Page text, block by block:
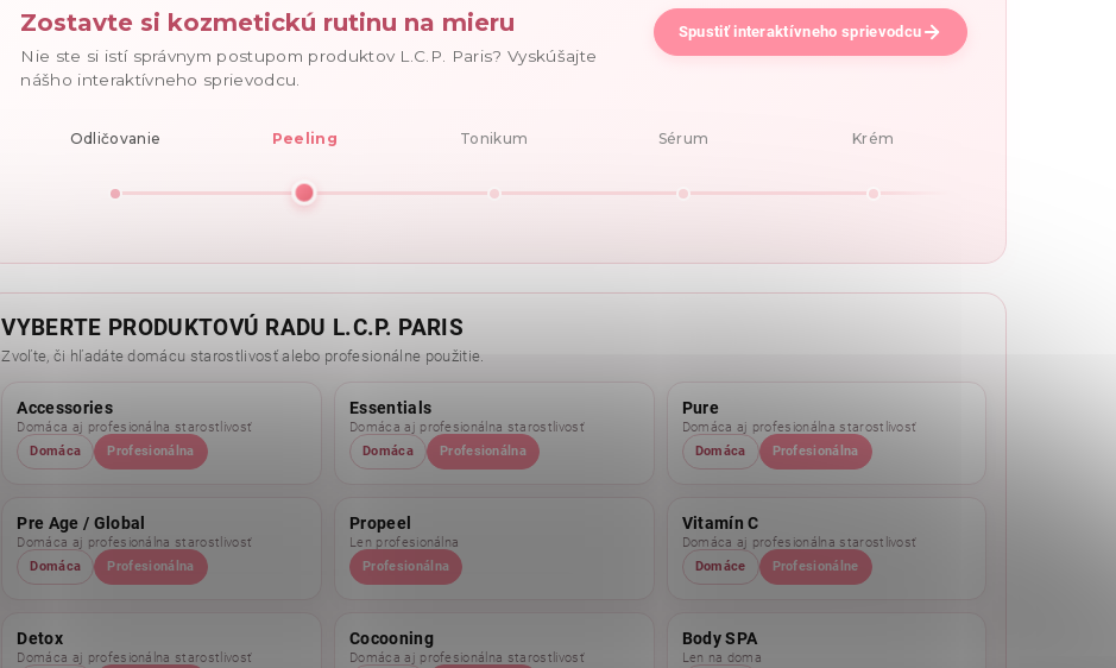
Zostavte si kozmetickú rutinu na mieru
Nie ste si istí správnym postupom produktov L.C.P. Paris? Vyskúšajte
nášho interaktívneho sprievodcu.
Spustiť interaktívneho sprievodcu
Odličovanie Peeling Tonikum Sérum Krém
VYBERTE PRODUKTOVÚ RADU L.C.P. PARIS
Zvoľte, či hľadáte domácu starostlivosť alebo profesionálne použitie.
Accessories
Domáca aj profesionálna starostlivosť
Domáca
Profesionálna
Essentials
Domáca aj profesionálna starostlivosť
Domáca
Profesionálna
Pure
Domáca aj profesionálna starostlivosť
Domáca
Profesionálna
Pre Age / Global
Domáca aj profesionálna starostlivosť
Domáca
Profesionálna
Propeel
Len profesionálna
Profesionálna
Vitamín C
Domáca aj profesionálna starostlivosť
Domáce
Profesionálne
Detox
Domáca aj profesionálna starostlivosť
Cocooning
Domáca aj profesionálna starostlivosť
Body SPA
Len na doma